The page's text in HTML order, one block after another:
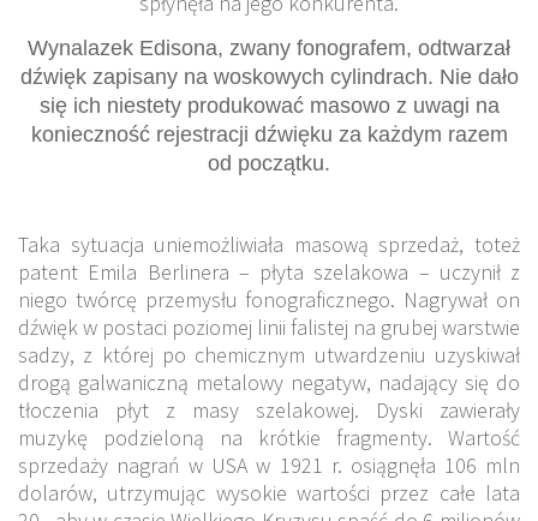
Wynalazek Edisona, zwany fonografem, odtwarzał
dźwięk zapisany na woskowych cylindrach. Nie dało
się ich niestety produkować masowo z uwagi na
konieczność rejestracji dźwięku za każdym razem
od początku.
Taka sytuacja uniemożliwiała masową sprzedaż, toteż
patent Emila Berlinera – płyta szelakowa – uczynił z
niego twórcę przemysłu fonograficznego. Nagrywał on
dźwięk w postaci poziomej linii falistej na grubej warstwie
sadzy, z której po chemicznym utwardzeniu uzyskiwał
drogą galwaniczną metalowy negatyw, nadający się do
tłoczenia płyt z masy szelakowej. Dyski zawierały
muzykę podzieloną na krótkie fragmenty. Wartość
sprzedaży nagrań w USA w 1921 r. osiągnęła 106 mln
dolarów, utrzymując wysokie wartości przez całe lata